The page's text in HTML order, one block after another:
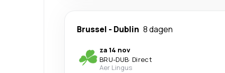
Brussel - Dublin 8 dagen
za 14 nov
BRU-DUB· Direct
Aer Lingus